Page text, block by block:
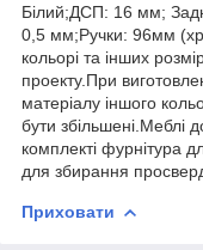
Білий;ДСП: 16 мм;
0,5 мм;Ручки: 96мм
кольорі та інших
проекту.При
матеріалу іншого
бути збільшені.Меблі
комплекті фурнітура
для збирання
Приховати